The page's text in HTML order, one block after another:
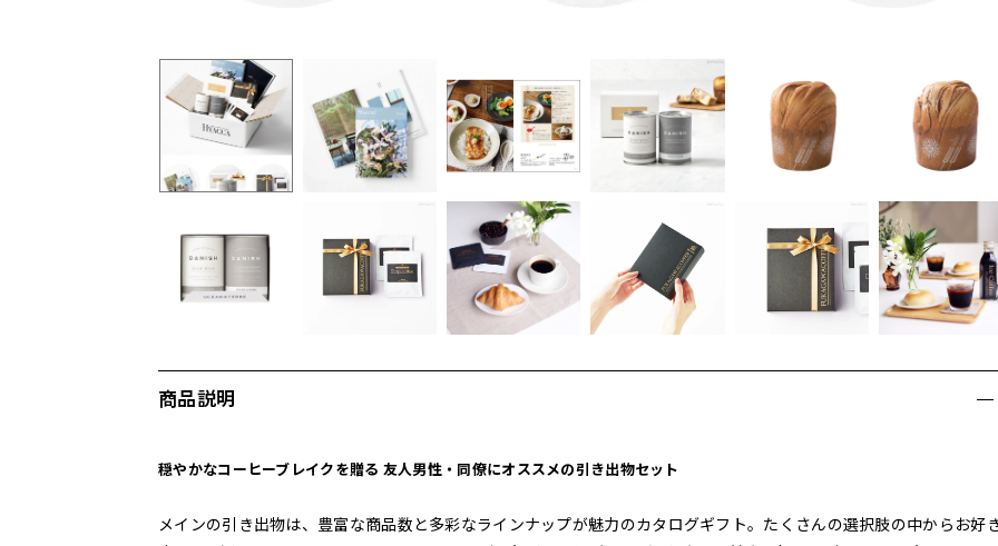
商品説明
穏やかなコーヒーブレイクを贈る 友人男性・同僚にオススメの引き出物セット
メインの引き出物は、豊富な商品数と多彩なラインナップが魅力のカタログギフト。たくさんの選択肢の中からお好